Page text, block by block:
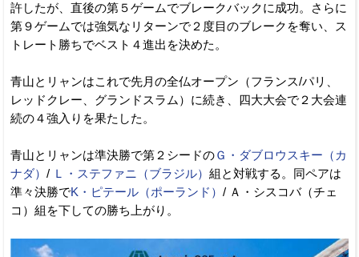
許したが、直後の第５ゲームでブレークバックに成功。さらに
第９ゲームでは強気なリターンで２度目のブレークを奪い、ス
トレート勝ちでベスト４進出を決めた。
青山とリャンはこれで先月の全仏オープン（フランス/パリ、
レッドクレー、グランドスラム）に続き、四大大会で２大会連
続の４強入りを果たした。
青山とリャンは準決勝で第２シードのＧ・ダブロウスキー（カ
ナダ） / Ｌ・ステファニ（ブラジル） 組と対戦する。同ペアは
準々決勝でK・ピテール（ポーランド） / Ａ・シスコバ（チェ
コ）組を下しての勝ち上がり。